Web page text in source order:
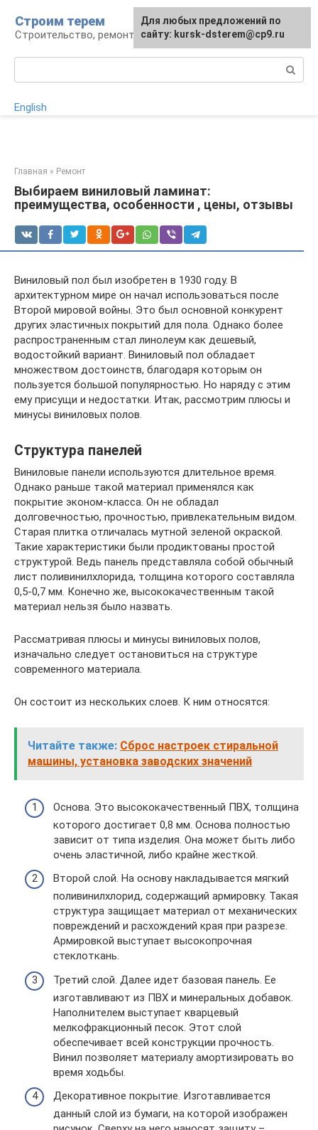
контенту
Строим терем
Строительство, ремонт, ландшафт
English
Главная » Ремонт
Выбираем виниловый ламинат:
преимущества, особенности , цены, отзывы
Виниловый пол был изобретен в 1930 году. В
архитектурном мире он начал использоваться после
Второй мировой войны. Это был основной конкурент
других эластичных покрытий для пола. Однако более
распространенным стал линолеум как дешевый,
водостойкий вариант. Виниловый пол обладает
множеством достоинств, благодаря которым он
пользуется большой популярностью. Но наряду с этим
ему присущи и недостатки. Итак, рассмотрим плюсы и
минусы виниловых полов.
Структура панелей
Виниловые панели используются длительное время.
Однако раньше такой материал применялся как
покрытие эконом-класса. Он не обладал
долговечностью, прочностью, привлекательным видом.
Старая плитка отличалась мутной зеленой окраской.
Такие характеристики были продиктованы простой
структурой. Ведь панель представляла собой обычный
лист поливинилхлорида, толщина которого составляла
0,5-0,7 мм. Конечно же, высококачественным такой
материал нельзя было назвать.
Рассматривая плюсы и минусы виниловых полов,
изначально следует остановиться на структуре
современного материала.
Он состоит из нескольких слоев. К ним относятся:
Читайте также: Сброс настроек стиральной
машины, установка заводских значений
Основа. Это высококачественный ПВХ, толщина
которого достигает 0,8 мм. Основа полностью
зависит от типа изделия. Она может быть либо
очень эластичной, либо крайне жесткой.
Второй слой. На основу накладывается мягкий
поливинилхлорид, содержащий армировку. Такая
структура защищает материал от механических
повреждений и расхождений края при разрезе.
Армировкой выступает высокопрочная
стеклоткань.
Третий слой. Далее идет базовая панель. Ее
изготавливают из ПВХ и минеральных добавок.
Наполнителем выступает кварцевый
мелкофракционный песок. Этот слой
обеспечивает всей конструкции прочность.
Винил позволяет материалу амортизировать во
время ходьбы.
Декоративное покрытие. Изготавливается
данный слой из бумаги, на которой изображен
Для любых предложений по
сайту: kursk-dsterem@cp9.ru